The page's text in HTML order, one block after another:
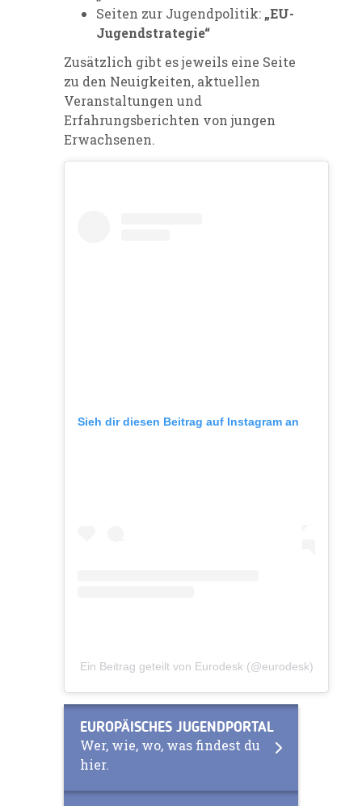
Seiten zur Jugendpolitik: „EU-
Jugendstrategie“
Zusätzlich gibt es jeweils eine Seite
zu den Neuigkeiten, aktuellen
Veranstaltungen und
Erfahrungsberichten von jungen
Erwachsenen.
Sieh dir diesen Beitrag auf Instagram an
Ein Beitrag geteilt von Eurodesk (@eurodesk)
EUROPÄISCHES JUGENDPORTAL
Wer, wie, wo, was findest du
hier.